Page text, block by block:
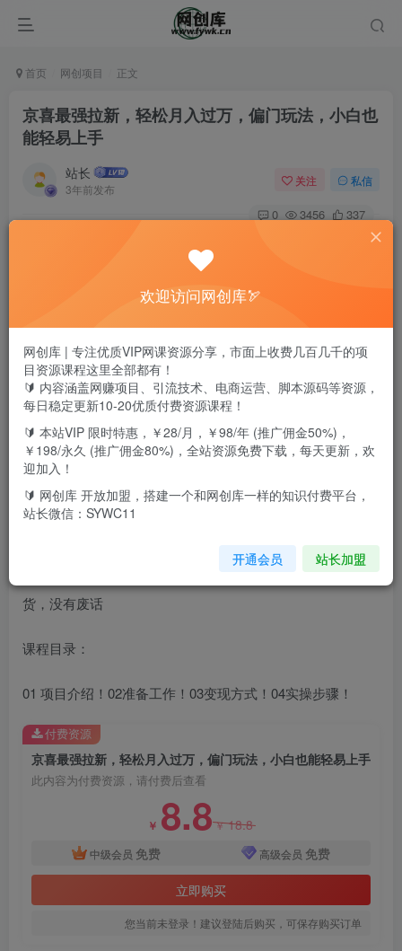
首页 网创项目 正文
京喜最强拉新，轻松月入过万，偏门玩法，小白也
能轻易上手
站长
3年前发布
关注 私信
0 3456 337
今天给大家带来的项目是《京喜最强拉新，轻松月入过万，
偏门玩法，小白也能轻易上手》京喜是京东集团旗下的特价
购物平台，所以京东也是一个靠谱的大平台，最近研究这个
玩法也是秒到账的，也是自己亲测过的，也是某些人在朋友
圈里割299，38.88元的一个项目，这次我直接给你们拆解出
来，拉一个就是20元秒到账，一天轻轻松松四位数，全是干
货，没有废话
课程目录：
01 项目介绍！02准备工作！03变现方式！04实操步骤！
京喜最强拉新，轻松月入过万，偏门玩法，小白也能轻易上手
此内容为付费资源，请付费后查看
￥ 8.8￥18.8
中级会员 免费 高级会员 免费
立即购买
您当前未登录！建议登陆后购买，可保存购买订单
付费资源
欢迎访问网创库🏹
网创库 | 专注优质VIP网课资源分享，市面上收费几百几千的项
目资源课程这里全部都有！
🔰 内容涵盖网赚项目、引流技术、电商运营、脚本源码等资源，
每日稳定更新10-20优质付费资源课程！
🔰 本站VIP 限时特惠，￥28/月，￥98/年 (推广佣金50%)，
￥198/永久 (推广佣金80%)，全站资源免费下载，每天更新，欢
迎加入！
🔰 网创库 开放加盟，搭建一个和网创库一样的知识付费平台，
站长微信：SYWC11
开通会员 站长加盟